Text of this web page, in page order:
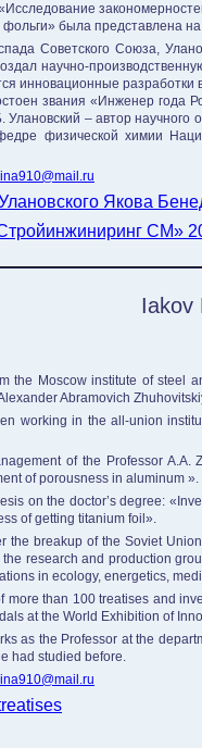
была представлена
Советского Союза,
научно-
инновационные
звания «Инженер года
– автор научного
физической химии
Якова
СМ»
Iakov
the Moscow institute of steel
Abramovich
working in the all-union
of the Professor
of porousness in aluminum ».
on the doctor’s degree:
of getting titanium foil».
the breakup of the Soviet
research and production
in ecology, energetics,
more than 100 treatises and
at the World Exhibition of
as the Professor at the
had studied before.